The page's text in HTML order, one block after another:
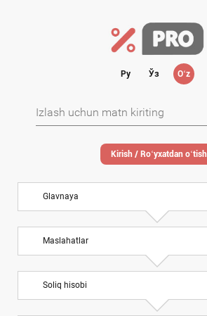
Ру Ўз Oʻz
Kirish / Roʻyхatdan oʻtish
Glavnaya
Maslahatlar
Soliq hisobi